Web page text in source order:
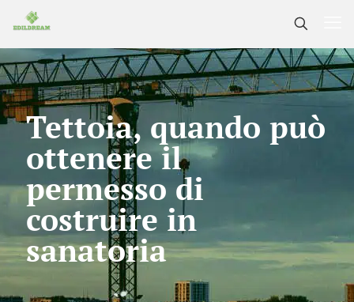
Tettoia, quando può
ottenere il
permesso di
costruire in
sanatoria